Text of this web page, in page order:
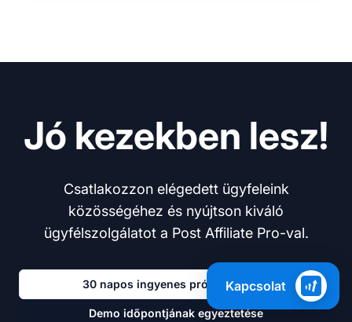
Jó kezekben lesz!
Csatlakozzon elégedett ügyfeleink
közösségéhez és nyújtson kiváló
ügyfélszolgálatot a Post Affiliate Pro-val.
30 napos ingyenes próba kezdése
Demo időpontjának egyeztetése
Kapcsolat